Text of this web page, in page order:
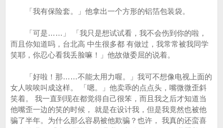
「我有保险套。」他拿出一个方形的铝箔包装袋。
「可是……」 「我只是想试试看，我不会伤到你的啦，
而且你知道吗，台北高 中生很多都 有做过，我常常被我同学
笑耶，你忍心看我丢脸嘛！」他故做委屈的说着。
「好啦！那……不能太用力喔。」我可不想像电视上面的
女人唉唉叫成这样。 「嗯。」他卖乖的点点头，嘴微微歪斜
笑着。 我一直到现在都觉得自己很笨，而且我之后才知道当
他嘴歪一边的笑的时候， 就是在设计我，但是我竟然也被他
骗了半年。为什么那么容易被他欺骗？也许， 我真的还蛮喜